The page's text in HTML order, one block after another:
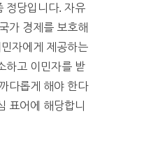
정당입니다. 자유
가 경제를 보호해
자에게 제공하는
하고 이민자를 받
다롭게 해야 한다
표어에 해당합니